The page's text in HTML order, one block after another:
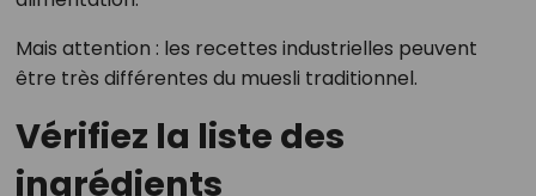
Mais attention : les recettes industrielles peuvent
être très différentes du muesli traditionnel.
Vérifiez la liste des
ingrédients